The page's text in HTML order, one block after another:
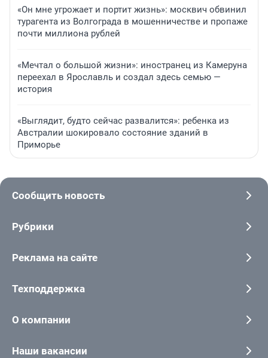
«Он мне угрожает и портит жизнь»: москвич обвинил
турагента из Волгограда в мошенничестве и пропаже
почти миллиона рублей
«Мечтал о большой жизни»: иностранец из Камеруна
переехал в Ярославль и создал здесь семью —
история
«Выглядит, будто сейчас развалится»: ребенка из
Австралии шокировало состояние зданий в
Приморье
Сообщить новость
Рубрики
Реклама на сайте
Техподдержка
О компании
Наши вакансии